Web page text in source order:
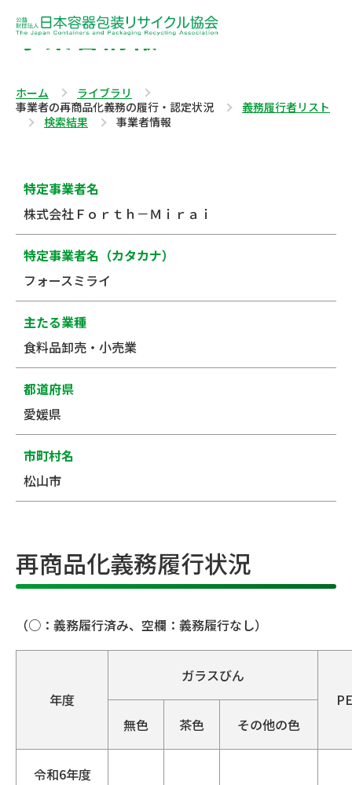
事業者情報
ホーム
ライブラリ
事業者の再商品化義務の履行・認定状況
義務履行者リスト
検索結果
事業者情報
特定事業者名
株式会社Ｆｏｒｔｈ－Ｍｉｒａｉ
特定事業者名（カタカナ）
フォースミライ
主たる業種
食料品卸売・小売業
都道府県
愛媛県
市町村名
松山市
再商品化義務履行状況
（○：義務履行済み、空欄：義務履行なし）
年度
ガラスびん
無色
茶色 その他の色
令和6年度